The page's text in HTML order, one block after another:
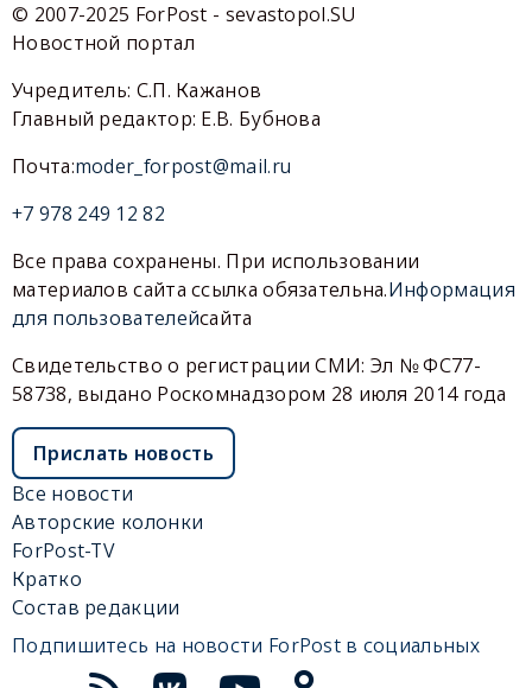
© 2007-2025 ForPost - sevastopol.SU
Новостной портал
Учредитель: С.П. Кажанов
Главный редактор: Е.В. Бубнова
Почта:moder_forpost@mail.ru
+7 978 249 12 82
Все права сохранены. При использовании
материалов сайта ссылка обязательна.Информация
для пользователейсайта
Свидетельство о регистрации СМИ: Эл № ФС77-
58738, выдано Роскомнадзором 28 июля 2014 года
Прислать новость
Все новости
Авторские колонки
ForPost-TV
Кратко
Состав редакции
Подпишитесь на новости ForPost в социальных